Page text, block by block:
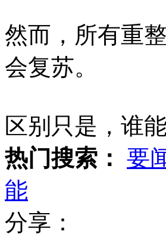
然而，所有重
会复苏。
区别只是，谁
热门搜索： 要
能
分享：